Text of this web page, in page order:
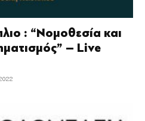
: “Νομοθεσία και
– Live